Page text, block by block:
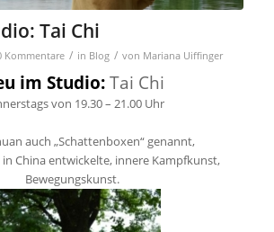
Tai Chi
Kommentare / in Blog / von Mariana Uiffinger
im Studio: Tai Chi
von 19.30 – 21.00 Uhr
auch „Schattenboxen“ genannt,
China entwickelte, innere Kampfkunst,
Bewegungskunst.